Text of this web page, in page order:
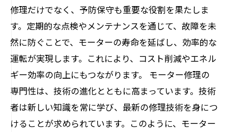
修理だけでなく、予防保守も重要な役割を果たしま
す。定期的な点検やメンテナンスを通じて、故障を未
然に防ぐことで、モーターの寿命を延ばし、効率的な
運転が実現します。これにより、コスト削減やエネル
ギー効率の向上にもつながります。 モーター修理の
専門性は、技術の進化とともに高まっています。技術
者は新しい知識を常に学び、最新の修理技術を身につ
けることが求められています。このように、モーター